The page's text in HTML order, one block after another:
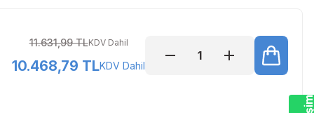
11.631,99 TLKDV Dahil
10.468,79 TLKDV Dahil